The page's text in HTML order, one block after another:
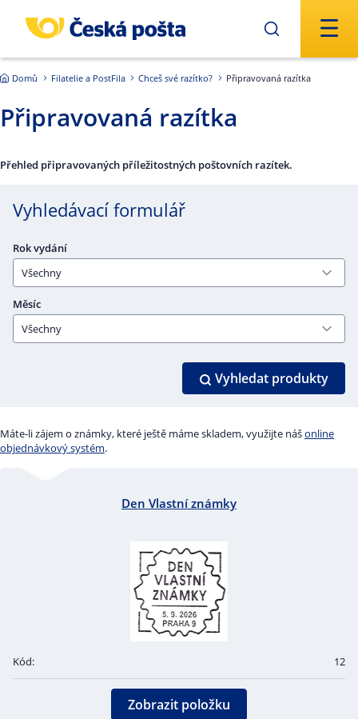
Domů Filatelie a PostFila Chceš své razítko? Připravovaná razítka
Připravovaná razítka
Přehled připravovaných příležitostných poštovních razítek.
Vyhledávací formulář
Rok vydání
Měsíc
Vyhledat produkty
Máte-li zájem o známky, které ještě máme skladem, využijte nášonline
objednávkový systém.
Den Vlastní známky
Kód: 12
Zobrazit položku